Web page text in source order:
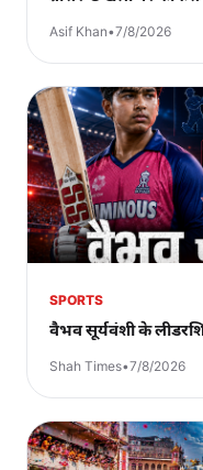
Asif Khan•7/8/2026
SPORTS
वैभव सूर्यवंशी के
Shah Times•7/8/2026